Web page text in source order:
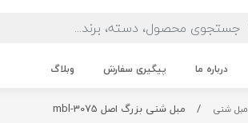
درباره ما پیگیری سفارش وبلاگ
مبل شنی / مبل شنی بزرگ اصل mbl-3075